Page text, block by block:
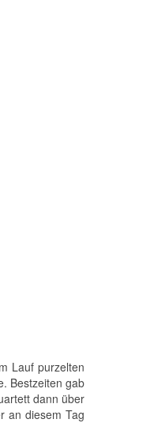
Lauf purzelten
Bestzeiten gab
dann über
an diesem Tag